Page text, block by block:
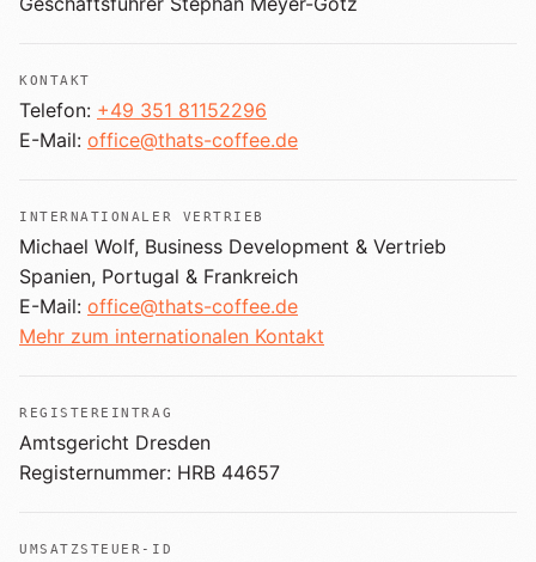
B2B
Lohnabfüllung für Röster
International
Shop
Tee
Zubehör
Fonte Blends
All About Mushroom
07 Kaffeetest
09 Reparatur
Kurse
KONTAKT
Telefon: +49 351 81152296
E-Mail: office@thats-coffee.de
INTERNATIONALER VERTRIEB
Michael Wolf, Business Development & Vertrieb
Spanien, Portugal & Frankreich
E-Mail: office@thats-coffee.de
Mehr zum internationalen Kontakt
REGISTEREINTRAG
Amtsgericht Dresden
Registernummer: HRB 44657
UMSATZSTEUER-ID